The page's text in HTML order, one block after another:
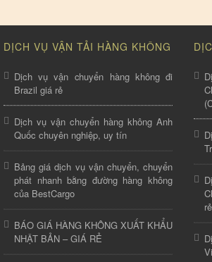
DỊCH VỤ VẬN TẢI HÀNG KHÔNG
Dịch vụ vận chuyển hàng không đi
Brazil giá rẻ
Dịch vụ vận chuyển hàng không Anh
Quốc chuyên nghiệp, uy tín
Bảng giá dịch vụ vận chuyển, chuyển
phát nhanh bằng đường hàng không
của BestCargo
BÁO GIÁ HÀNG KHÔNG XUẤT KHẨU
NHẬT BẢN – GIÁ RẺ
rẻ